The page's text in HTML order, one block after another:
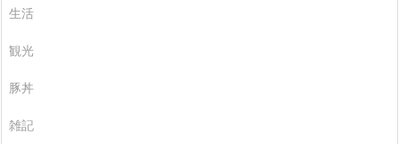
生活
観光
豚丼
雑記